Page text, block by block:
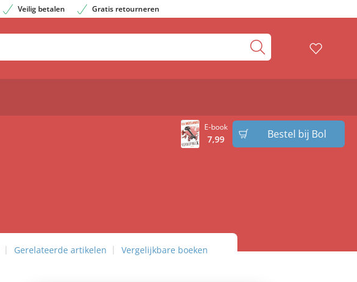
Veilig betalen Gratis retourneren
E-book
7,99 Bestel bij Bol
Gerelateerde artikelen Vergelijkbare boeken